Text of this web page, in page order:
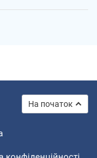
На початок